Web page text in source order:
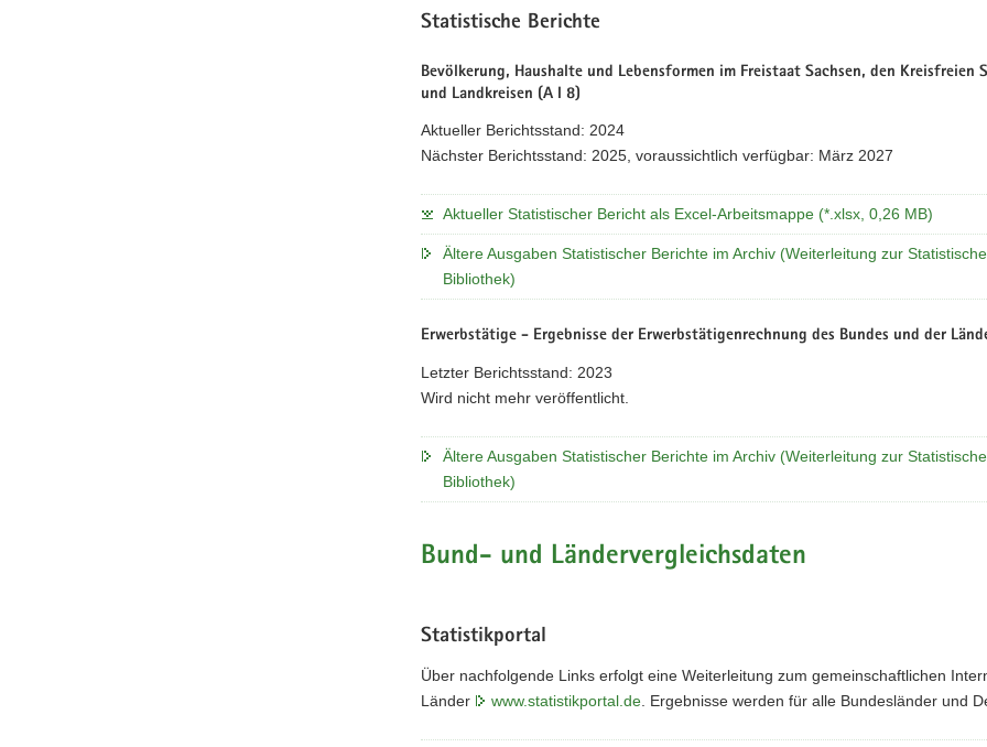
Statistische Berichte
Bevölkerung, Haushalte und Lebensformen im Freistaat Sachsen, den Kreisfreien
und Landkreisen (A I 8)
Aktueller Berichtsstand: 2024
Nächster Berichtsstand: 2025, voraussichtlich verfügbar: März 2027
Aktueller Statistischer Bericht als Excel-Arbeitsmappe (*.xlsx, 0,26 MB)
Ältere Ausgaben Statistischer Berichte im Archiv (Weiterleitung zur
Bibliothek)
Erwerbstätige - Ergebnisse der Erwerbstätigenrechnung des Bundes und der
Letzter Berichtsstand: 2023
Wird nicht mehr veröffentlicht.
Ältere Ausgaben Statistischer Berichte im Archiv (Weiterleitung zur
Bibliothek)
Bund- und Ländervergleichsdaten
Statistikportal
Über nachfolgende Links erfolgt eine Weiterleitung zum gemeinschaftlichen
Länder
www.statistikportal.de . Ergebnisse werden für alle Bundesländer und